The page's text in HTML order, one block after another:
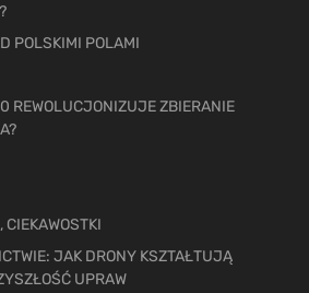
POLSKIMI POLAMI
REWOLUCJONIZUJE ZBIERANIE
CIEKAWOSTKI
JAK DRONY KSZTAŁTUJĄ
UPRAW